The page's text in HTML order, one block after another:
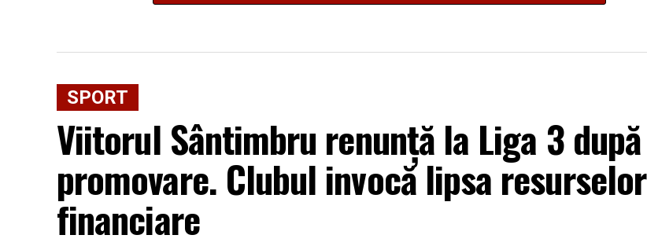
SPORT
Viitorul Sântimbru renunță la Liga 3 după
promovare. Clubul invocă lipsa resurselor
financiare